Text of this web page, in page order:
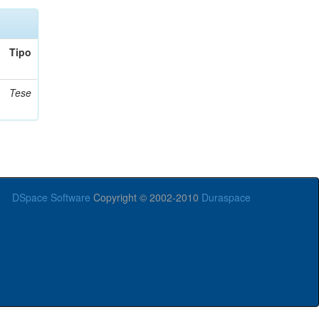
Tipo
Tese
DSpace Software Copyright © 2002-2010 Duraspace